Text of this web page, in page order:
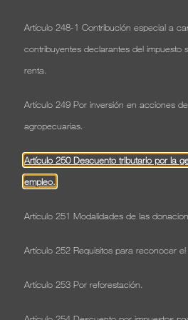
Artículo 248-1 Contribución especial a
contribuyentes declarantes del impuesto
renta.
Artículo 249 Por inversión en acciones
agropecuarias.
Artículo 250 Descuento tributario por la
empleo.
Artículo 251 Modalidades de las
Artículo 252 Requisitos para reconocer
Artículo 253 Por reforestación.